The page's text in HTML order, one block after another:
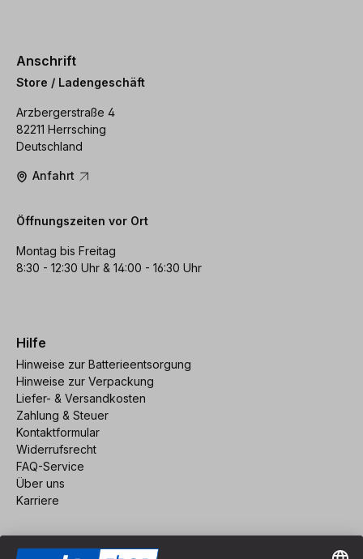
Anschrift
Store / Ladengeschäft
Arzbergerstraße 4
82211 Herrsching
Deutschland
Anfahrt
Öffnungszeiten vor Ort
Montag bis Freitag
8:30 - 12:30 Uhr & 14:00 - 16:30 Uhr
Hilfe
Hinweise zur Batterieentsorgung
Hinweise zur Verpackung
Liefer- & Versandkosten
Zahlung & Steuer
Kontaktformular
Widerrufsrecht
FAQ-Service
Über uns
Karriere